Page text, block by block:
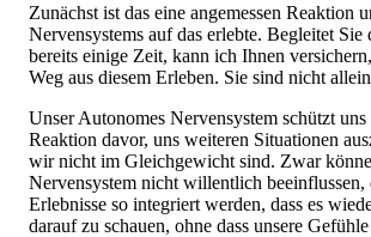
Zunächst ist das eine angemessen Reaktion
Nervensystems auf das erlebte. Begleitet Sie
bereits einige Zeit, kann ich Ihnen
Weg aus diesem Erleben. Sie sind nicht
Unser Autonomes Nervensystem schützt
Reaktion davor, uns weiteren Situationen
wir nicht im Gleichgewicht sind. Zwar
Nervensystem nicht willentlich beeinflussen,
Erlebnisse so integriert werden, dass es
darauf zu schauen, ohne dass unsere